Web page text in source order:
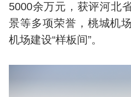
5000余万元，获评河北
景等多项荣誉，桃城机
机场建设“样板间”。